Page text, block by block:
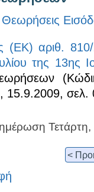
Θεωρήσεις
(ΕΚ) αριθ.
της 13ης
15.9.2009, σελ.
<